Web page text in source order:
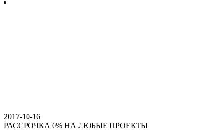
2017-10-16
РАССРОЧКА 0% НА ЛЮБЫЕ ПРОЕКТЫ